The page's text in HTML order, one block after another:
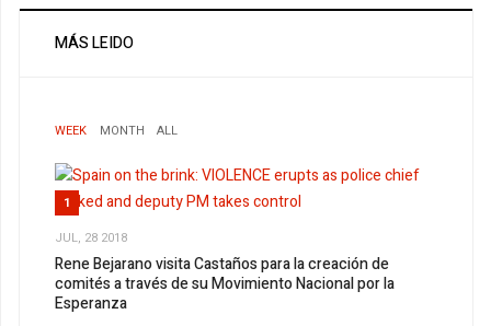
MÁS LEIDO
WEEK MONTH ALL
1
JUL, 28 2018
Rene Bejarano visita Castaños para la creación de
comités a través de su Movimiento Nacional por la
Esperanza